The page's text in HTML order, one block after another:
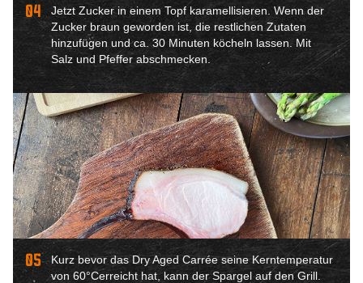
04
Jetzt Zucker in einem Topf karamellisieren. Wenn der
Zucker braun geworden ist, die restlichen Zutaten
hinzufügen und ca. 30 Minuten köcheln lassen. Mit
Salz und Pfeffer abschmecken.
05
Kurz bevor das Dry Aged Carrée seine Kerntemperatur
von 60°Cerreicht hat, kann der Spargel auf den Grill.